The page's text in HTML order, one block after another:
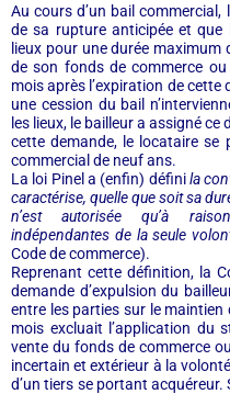
Au cours d’un bail
de sa rupture anticipée et
lieux pour une durée maximum
de son fonds de commerce
mois après l’expiration de cette
une cession du bail
les lieux, le bailleur a assigné ce
cette demande, le locataire se
commercial de neuf ans.
La loi Pinel a (enfin) définila
caractérise, quelle que soit sa
n’est autorisée qu’à
indépendantes de la seule
Code de commerce).
Reprenant cette définition, la
demande d’expulsion du
entre les parties sur le
mois excluait l’application du
vente du fonds de commerce
incertain et extérieur à la
d’un tiers se portant